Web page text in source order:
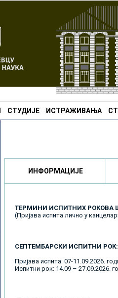
СТУДИЈЕ ИСТРАЖИВАЊА
ИНФОРМАЦИЈЕ
ТЕРМИНИ ИСПИТНИХ РОКОВА
(Пријава испита лично у
СЕПТЕМБАРСКИ ИСПИТНИ РОК:
Пријава испита: 07-11.09.2026.
Испитни рок: 14.09 – 27.09.2026.